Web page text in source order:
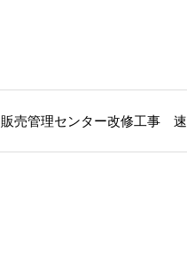
販売管理センター改修工事